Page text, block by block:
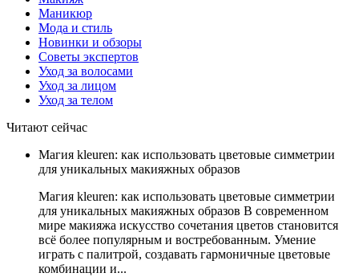
Маникюр
Мода и стиль
Новинки и обзоры
Советы экспертов
Уход за волосами
Уход за лицом
Уход за телом
Читают сейчас
Магия kleuren: как использовать цветовые симметрии
для уникальных макияжных образов
Магия kleuren: как использовать цветовые симметрии
для уникальных макияжных образов В современном
мире макияжа искусство сочетания цветов становится
всё более популярным и востребованным. Умение
играть с палитрой, создавать гармоничные цветовые
комбинации и...